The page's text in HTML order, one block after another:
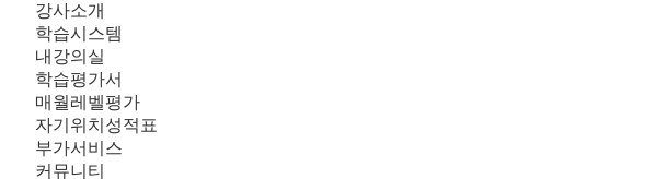
강사소개
학습시스템
내강의실
학습평가서
매월레벨평가
자기위치성적표
부가서비스
커뮤니티